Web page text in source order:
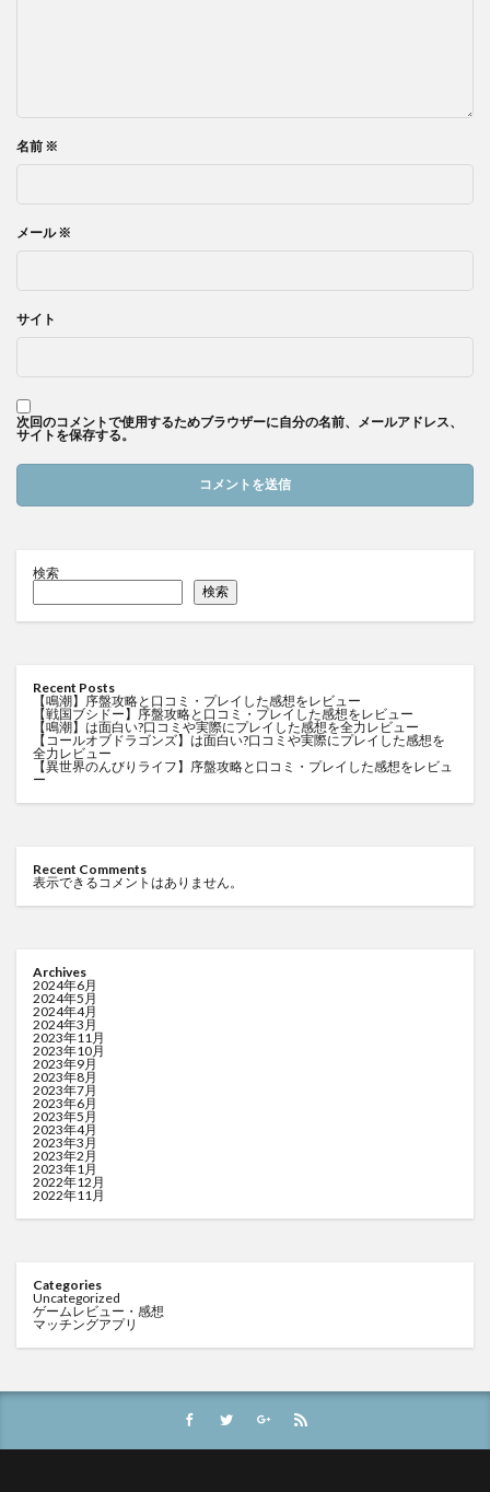
名前 ※
メール※
サイト
次回のコメントで使用するためブラウザーに自分の名前、メールアドレス、
サイトを保存する。
検索
検索
Recent Posts
【鳴潮】序盤攻略と口コミ・プレイした感想をレビュー
【戦国ブシドー】序盤攻略と口コミ・プレイした感想をレビュー
【鳴潮】は面白い?口コミや実際にプレイした感想を全力レビュー
【コールオブドラゴンズ】は面白い?口コミや実際にプレイした感想を
全力レビュー
【異世界のんびりライフ】序盤攻略と口コミ・プレイした感想をレビュ
ー
Recent Comments
表示できるコメントはありません。
Archives
2024年6月
2024年5月
2024年4月
2024年3月
2023年11月
2023年10月
2023年9月
2023年8月
2023年7月
2023年6月
2023年5月
2023年4月
2023年3月
2023年2月
2023年1月
2022年12月
2022年11月
Categories
Uncategorized
ゲームレビュー・感想
マッチングアプリ